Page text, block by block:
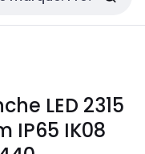
LED 2315
IP65 IK08